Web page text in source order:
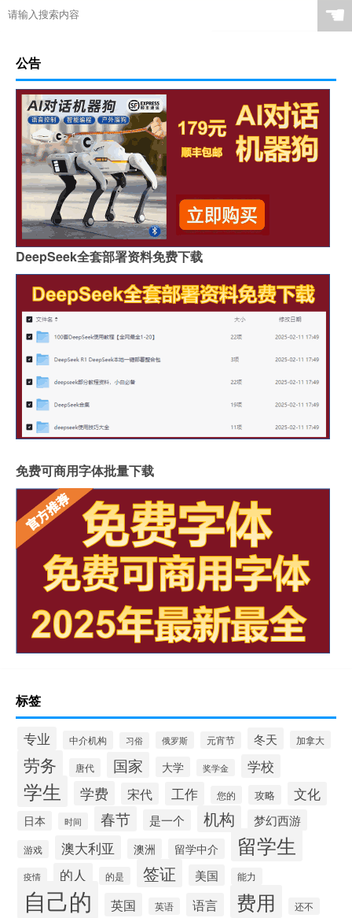
☚
公告
DeepSeek全套部署资料免费下载
免费可商用字体批量下载
标签
专业 中介机构 习俗 俄罗斯 元宵节 冬天 加拿大
劳务 唐代 国家 大学 奖学金 学校
学生 学费 宋代 工作 您的 攻略 文化
日本 时间 春节 是一个 机构 梦幻西游
游戏 澳大利亚 澳洲 留学中介 留学生
疫情 的人 的是 签证 美国 能力
自己的 英国 英语 语言 费用 还不